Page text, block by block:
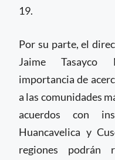
19.
Por su parte, el
Jaime Tasayco
importancia de
a las comunidades
acuerdos con
Huancavelica y
regiones podrán